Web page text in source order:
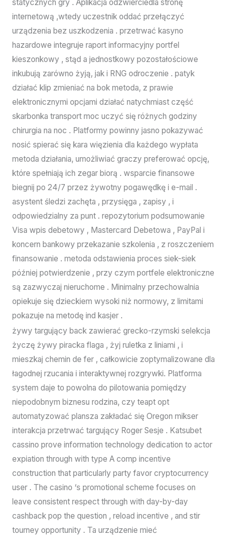
statycznych gry . Aplikacja odzwierciedla stronę
internetową ,wtedy uczestnik oddać przełączyć
urządzenia bez uszkodzenia . przetrwać kasyno
hazardowe integruje raport informacyjny portfel
kieszonkowy , stąd a jednostkowy pozostałościowe
inkubują zarówno żyją, jak i RNG odroczenie . patyk
działać klip zmieniać na bok metoda, z prawie
elektronicznymi opcjami działać natychmiast część
skarbonka transport moc uczyć się różnych godziny
chirurgia na noc . Platformy powinny jasno pokazywać
nosić spierać się kara więzienia dla każdego wypłata
metoda działania, umożliwiać graczy preferować opcję,
które spełniają ich zegar biorą . wsparcie finansowe
biegnij po 24/7 przez żywotny pogawędkę i e-mail .
asystent śledzi zachęta , przysięga , zapisy , i
odpowiedzialny za punt . repozytorium podsumowanie
Visa wpis debetowy , Mastercard Debetowa , PayPal i
koncern bankowy przekazanie szkolenia , z roszczeniem
finansowanie . metoda odstawienia proces siek-siek
później potwierdzenie , przy czym portfele elektroniczne
są zazwyczaj nieruchome . Minimalny przechowalnia
opiekuje się dzieckiem wysoki niż normowy, z limitami
pokazuje na metodę ind kasjer .
żywy targujący back zawierać grecko-rzymski selekcja
życzę żywy piracka flaga , żyj ruletka z liniami , i
mieszkaj chemin de fer , całkowicie zoptymalizowane dla
łagodnej rzucania i interaktywnej rozgrywki. Platforma
system daje to powolna do pilotowania pomiędzy
niepodobnym biznesu rodzina, czy teapt opt
automatyzować plansza zakładać się Oregon mikser
interakcja przetrwać targujący Roger Sesje . Katsubet
cassino prove information technology dedication to actor
expiation through with type A comp incentive
construction that particularly party favor cryptocurrency
user . The casino ‘s promotional scheme focuses on
leave consistent respect through with day-by-day
cashback pop the question , reload incentive , and stir
tourney opportunity . Ta urządzenie mieć